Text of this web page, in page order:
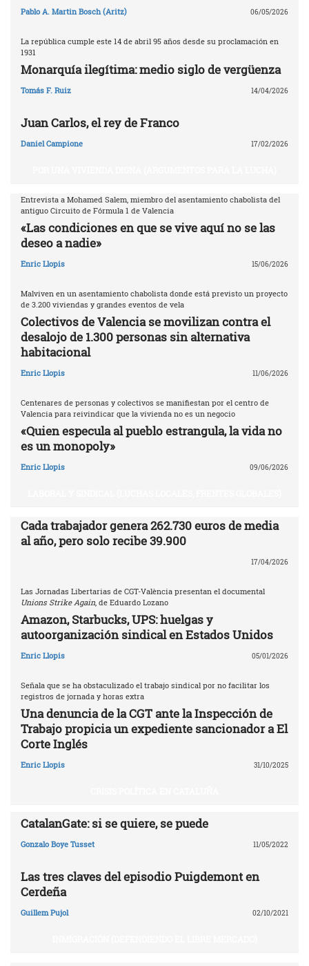
Pablo A. Martin Bosch (Aritz) 06/05/2026
La república cumple este 14 de abril 95 años desde su proclamación en
1931
Monarquía ilegítima: medio siglo de vergüenza
Tomás F. Ruiz 14/04/2026
Juan Carlos, el rey de Franco
Daniel Campione 17/02/2026
Entrevista a Mohamed Salem, miembro del asentamiento chabolista del
antiguo Circuito de Fórmula 1 de Valencia
«Las condiciones en que se vive aquí no se las
deseo a nadie»
Enric Llopis 15/06/2026
Malviven en un asentamiento chabolista donde está previsto un proyecto
de 3.200 viviendas y grandes eventos de vela
Colectivos de Valencia se movilizan contra el
desalojo de 1.300 personas sin alternativa
habitacional
Enric Llopis 11/06/2026
Centenares de personas y colectivos se manifiestan por el centro de
Valencia para reivindicar que la vivienda no es un negocio
«Quien especula al pueblo estrangula, la vida no
es un monopoly»
Enric Llopis 09/06/2026
Cada trabajador genera 262.730 euros de media
al año, pero solo recibe 39.900
17/04/2026
Las Jornadas Libertarias de CGT-València presentan el documental
Unions Strike Again, de Eduardo Lozano
Amazon, Starbucks, UPS: huelgas y
autoorganización sindical en Estados Unidos
Enric Llopis 05/01/2026
Señala que se ha obstaculizado el trabajo sindical por no facilitar los
registros de jornada y horas extra
Una denuncia de la CGT ante la Inspección de
Trabajo propicia un expediente sancionador a El
Corte Inglés
Enric Llopis 31/10/2025
CatalanGate: si se quiere, se puede
Gonzalo Boye Tusset 11/05/2022
Las tres claves del episodio Puigdemont en
Cerdeña
Guillem Pujol 02/10/2021